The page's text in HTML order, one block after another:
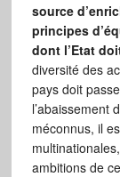
source
principes
dont l’Etat
diversité des
pays doit
l’abaissement
méconnus, il
ambitions de